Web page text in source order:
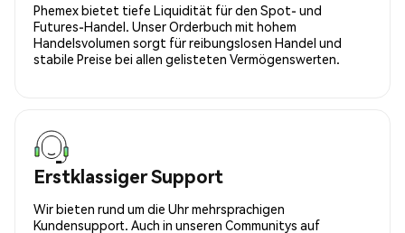
Phemex bietet tiefe Liquidität für den Spot- und
Futures-Handel. Unser Orderbuch mit hohem
Handelsvolumen sorgt für reibungslosen Handel und
stabile Preise bei allen gelisteten Vermögenswerten.
Erstklassiger Support
Wir bieten rund um die Uhr mehrsprachigen
Kundensupport. Auch in unseren Communitys auf